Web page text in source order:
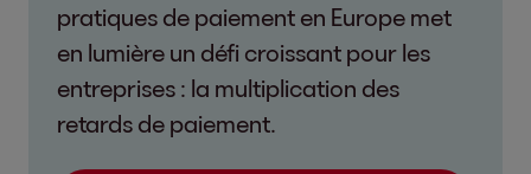
pratiques de paiement en Europe met
en lumière un défi croissant pour les
entreprises : la multiplication des
retards de paiement.